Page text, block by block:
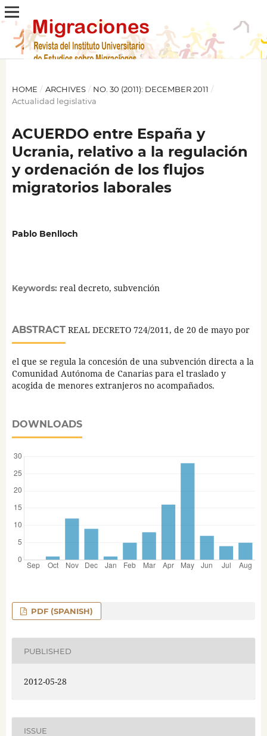
HOME / ARCHIVES / NO. 30 (2011): DECEMBER 2011 /
Actualidad legislativa
ACUERDO entre España y
Ucrania, relativo a la regulación
y ordenación de los flujos
migratorios laborales
Pablo Benlloch
Keywords: real decreto, subvención
ABSTRACTREAL DECRETO 724/2011, de 20 de mayo por
el que se regula la concesión de una subvención directa a la
Comunidad Autónoma de Canarias para el traslado y
acogida de menores extranjeros no acompañados.
DOWNLOADS
PDF (SPANISH)
PUBLISHED
2012-05-28
ISSUE